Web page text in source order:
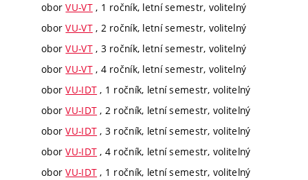
oborVU-VT, 1 ročník, letní semestr, volitelný
oborVU-VT, 2 ročník, letní semestr, volitelný
oborVU-VT, 3 ročník, letní semestr, volitelný
oborVU-VT, 4 ročník, letní semestr, volitelný
oborVU-IDT , 1 ročník, letní semestr, volitelný
oborVU-IDT , 2 ročník, letní semestr, volitelný
oborVU-IDT , 3 ročník, letní semestr, volitelný
oborVU-IDT , 4 ročník, letní semestr, volitelný
oborVU-IDT , 1 ročník, letní semestr, volitelný